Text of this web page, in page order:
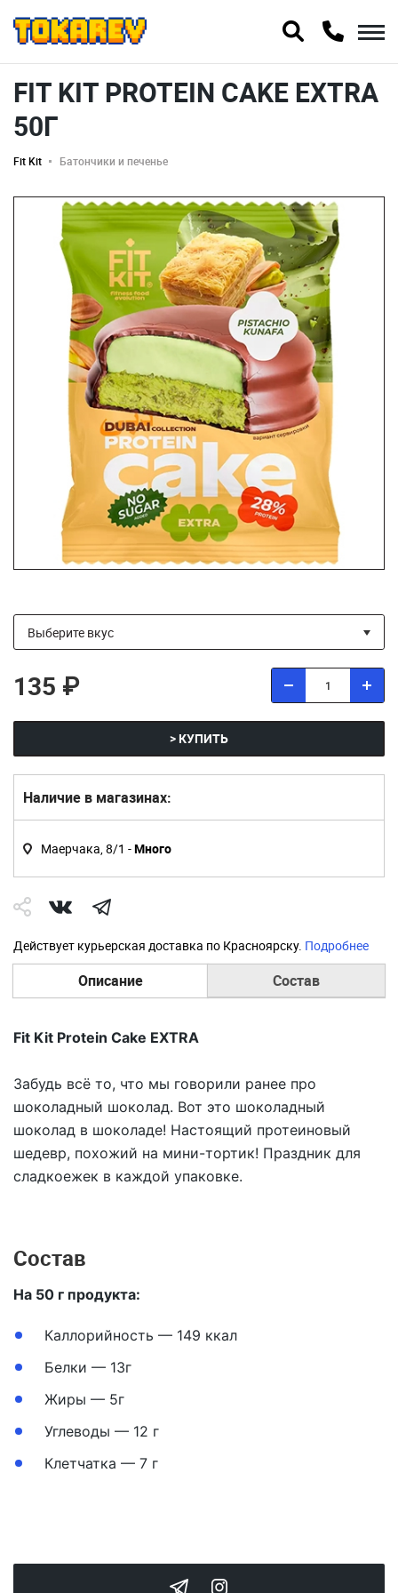
FIT KIT PROTEIN CAKE EXTRA
50Г
Fit Kit Батончики и печенье
135 ₽
> КУПИТЬ
Наличие в магазинах:
Маерчака, 8/1 -Много
Действует курьерская доставка по Красноярску. Подробнее
Описание Состав
Fit Kit Protein Cake EXTRA
Забудь всё то, что мы говорили ранее про
шоколадный шоколад. Вот это шоколадный
шоколад в шоколаде! Настоящий протеиновый
шедевр, похожий на мини-тортик! Праздник для
сладкоежек в каждой упаковке.
Состав
На 50 г продукта:
Каллорийность — 149 ккал
Белки — 13г
Жиры — 5г
Углеводы — 12 г
Клетчатка — 7 г